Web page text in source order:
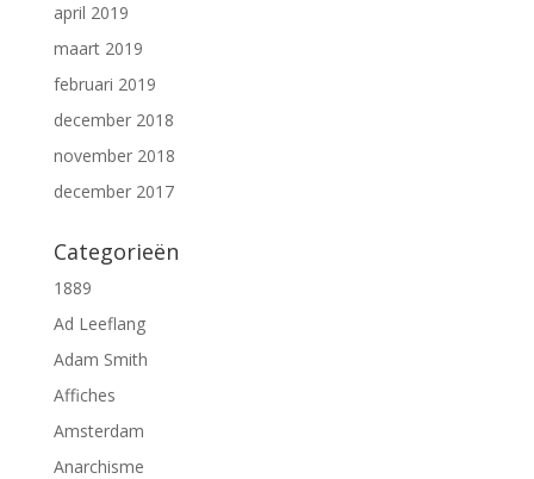
april 2019
maart 2019
februari 2019
december 2018
november 2018
december 2017
Categorieën
1889
Ad Leeflang
Adam Smith
Affiches
Amsterdam
Anarchisme